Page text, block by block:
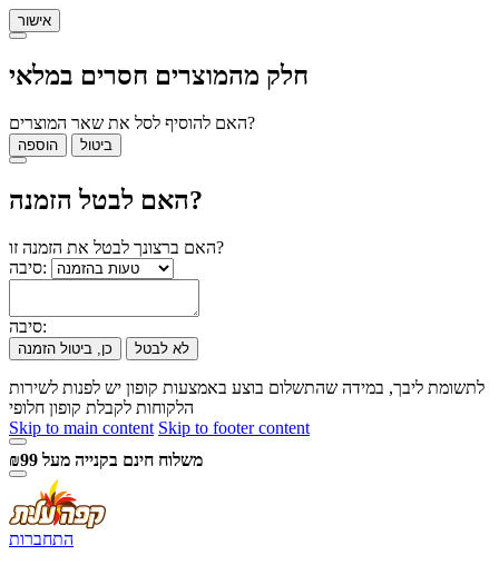
אישור
חלק מהמוצרים חסרים במלאי
האם להוסיף לסל את שאר המוצרים?
הוספה ביטול
האם לבטל הזמנה?
האם ברצונך לבטל את הזמנה זו?
סיבה:
סיבה:
כן, ביטול הזמנה לא לבטל
לתשומת ליבך, במידה שהתשלום בוצע באמצעות קופון יש לפנות לשירות
הלקוחות לקבלת קופון חלופי
Skip to main content Skip to footer content
משלוח חינם בקנייה מעל
₪
התחברות